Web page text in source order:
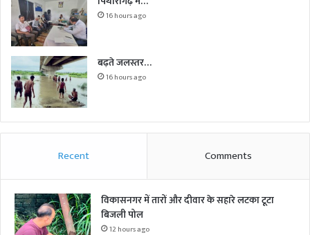
16 hours ago
बढ़ते जलस्तर…
16 hours ago
Recent Comments
विकासनगर में तारों और दीवार के सहारे लटका टूटा
बिजली पोल
12 hours ago